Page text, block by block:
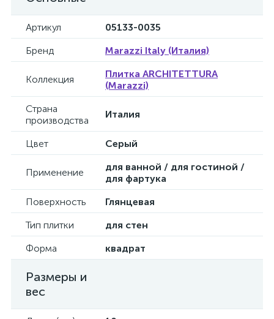
Артикул
05133-0035
Бренд
Marazzi Italy (Италия)
Коллекция
Плитка ARCHITETTURA
(Marazzi)
Страна
производства
Италия
Цвет Серый
Применение
для ванной / для гостиной /
для фартука
Поверхность
Глянцевая
Тип плитки
для стен
Форма
квадрат
Размеры и
вес